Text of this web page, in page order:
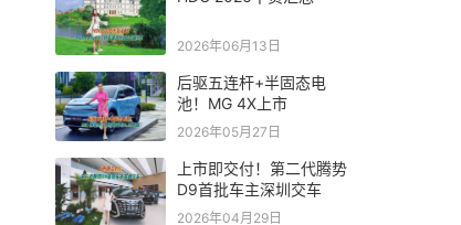
2026年06月13日
后驱五连杆+半固态电
池！MG 4X上市
2026年05月27日
上市即交付！第二代腾势
D9首批车主深圳交车
2026年04月29日